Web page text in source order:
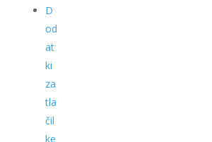
D
od
at
ki
za
tla
čil
ke